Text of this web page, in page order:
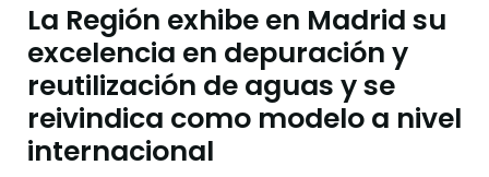
La Región exhibe en Madrid su
excelencia en depuración y
reutilización de aguas y se
reivindica como modelo a nivel
internacional